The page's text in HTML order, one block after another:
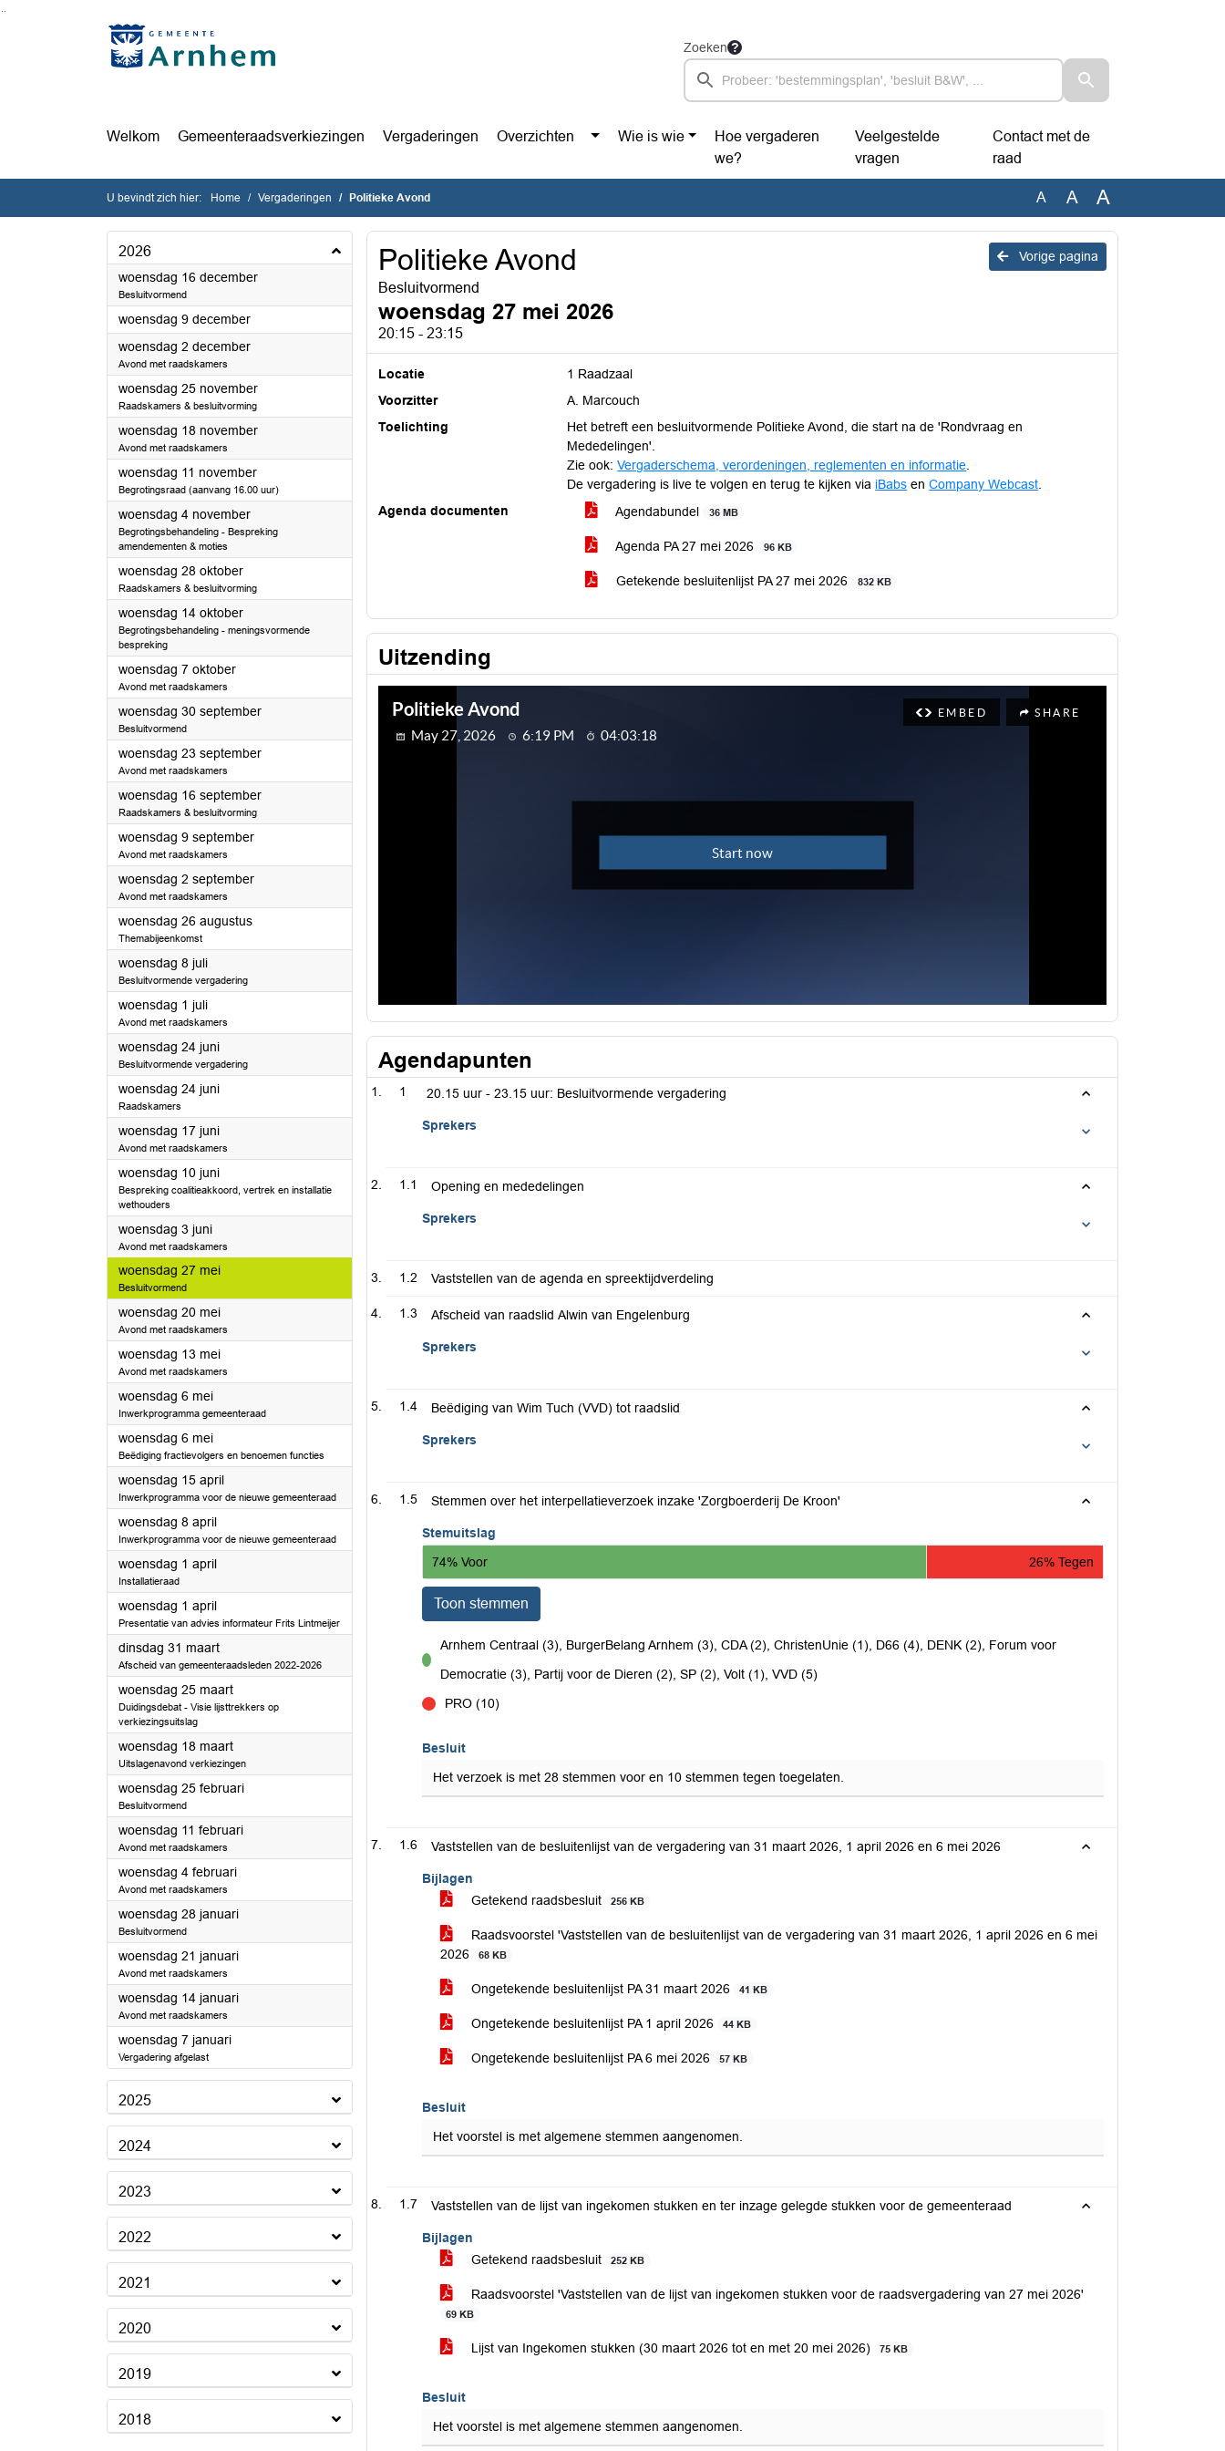
Ga naar de inhoud van deze pagina
Ga naar het zoeken
Ga naar het menu
Zoeken
Welkom Gemeenteraadsverkiezingen Vergaderingen Overzichten Wie is wie
Hoe vergaderen
we?
Veelgestelde
vragen
Contact met de
raad
U bevindt zich hier: Home Vergaderingen Politieke Avond A A A
2026
woensdag 16 december2026
Besluitvormend
woensdag 9 december2026
woensdag 2 december2026
Avond met raadskamers
woensdag 25 november2026
Raadskamers & besluitvorming
woensdag 18 november2026
Avond met raadskamers
woensdag 11 november2026
Begrotingsraad (aanvang 16.00 uur)
woensdag 4 november2026
Begrotingsbehandeling - Bespreking
amendementen & moties
woensdag 28 oktober2026
Raadskamers & besluitvorming
woensdag 14 oktober2026
Begrotingsbehandeling - meningsvormende
bespreking
woensdag 7 oktober2026
Avond met raadskamers
woensdag 30 september2026
Besluitvormend
woensdag 23 september2026
Avond met raadskamers
woensdag 16 september2026
Raadskamers & besluitvorming
woensdag 9 september2026
Avond met raadskamers
woensdag 2 september2026
Avond met raadskamers
woensdag 26 augustus2026
Themabijeenkomst
woensdag 8 juli2026
Besluitvormende vergadering
woensdag 1 juli2026
Avond met raadskamers
woensdag 24 juni2026
Besluitvormende vergadering
woensdag 24 juni2026
Raadskamers
woensdag 17 juni2026
Avond met raadskamers
woensdag 10 juni2026
Bespreking coalitieakkoord, vertrek en installatie
wethouders
woensdag 3 juni2026
Avond met raadskamers
woensdag 27 mei2026
Besluitvormend
woensdag 20 mei2026
Avond met raadskamers
woensdag 13 mei2026
Avond met raadskamers
woensdag 6 mei2026
Inwerkprogramma gemeenteraad
woensdag 6 mei2026
Beëdiging fractievolgers en benoemen functies
woensdag 15 april2026
Inwerkprogramma voor de nieuwe gemeenteraad
woensdag 8 april2026
Inwerkprogramma voor de nieuwe gemeenteraad
woensdag 1 april2026
Installatieraad
woensdag 1 april2026
Presentatie van advies informateur Frits Lintmeijer
dinsdag 31 maart2026
Afscheid van gemeenteraadsleden 2022-2026
woensdag 25 maart2026
Duidingsdebat - Visie lijsttrekkers op
verkiezingsuitslag
woensdag 18 maart2026
Uitslagenavond verkiezingen
woensdag 25 februari2026
Besluitvormend
woensdag 11 februari2026
Avond met raadskamers
woensdag 4 februari2026
Avond met raadskamers
woensdag 28 januari2026
Besluitvormend
woensdag 21 januari2026
Avond met raadskamers
woensdag 14 januari2026
Avond met raadskamers
woensdag 7 januari2026
Vergadering afgelast
2025
2024
2023
2022
2021
2020
2019
2018
Vorige pagina
Politieke Avond
Besluitvormend
woensdag 27 mei 2026
20:15 - 23:15
Locatie
1 Raadzaal
Voorzitter
A. Marcouch
Toelichting
Het betreft een besluitvormende Politieke Avond, die start na de 'Rondvraag en
Mededelingen'.
Zie ook:Vergaderschema, verordeningen, reglementen en informatie
De vergadering is live te volgen en terug te kijken via iBabs enCompany Webcast
Agenda documenten
Agendabundel 36 MB
Agenda PA 27 mei 2026 96 KB
Getekende besluitenlijst PA 27 mei 2026 832 KB
Uitzending
Agendapunten
1 20.15 uur - 23.15 uur: Besluitvormende vergadering
Sprekers
1.1 Opening en mededelingen
Sprekers
1.2 Vaststellen van de agenda en spreektijdverdeling
1.3 Afscheid van raadslid Alwin van Engelenburg
Sprekers
1.4 Beëdiging van Wim Tuch (VVD) tot raadslid
Sprekers
1.5 Stemmen over het interpellatieverzoek inzake 'Zorgboerderij De Kroon'
Stemuitslag
74% Voor
26% Tegen
Toon stemmen
voor
Arnhem Centraal (3), BurgerBelang Arnhem (3), CDA (2), ChristenUnie (1), D66 (4), DENK (2), Forum voor
Democratie (3), Partij voor de Dieren (2), SP (2), Volt (1), VVD (5)
PRO (10)
Besluit
Het verzoek is met 28 stemmen voor en 10 stemmen tegen toegelaten.
1.6 Vaststellen van de besluitenlijst van de vergadering van 31 maart 2026, 1 april 2026 en 6 mei 2026
Bijlagen
Getekend raadsbesluit
256 KB
Raadsvoorstel 'Vaststellen van de besluitenlijst van de vergadering van 31 maart 2026, 1 april 2026 en 6 mei
2026
68 KB
Ongetekende besluitenlijst PA 31 maart 2026 41 KB
Ongetekende besluitenlijst PA 1 april 2026 44 KB
Ongetekende besluitenlijst PA 6 mei 2026 57 KB
Besluit
Het voorstel is met algemene stemmen aangenomen.
1.7 Vaststellen van de lijst van ingekomen stukken en ter inzage gelegde stukken voor de gemeenteraad
Bijlagen
Getekend raadsbesluit
252 KB
Raadsvoorstel 'Vaststellen van de lijst van ingekomen stukken voor de raadsvergadering van 27 mei 2026'
69 KB
Lijst van Ingekomen stukken (30 maart 2026 tot en met 20 mei 2026) 75 KB
Besluit
Het voorstel is met algemene stemmen aangenomen.